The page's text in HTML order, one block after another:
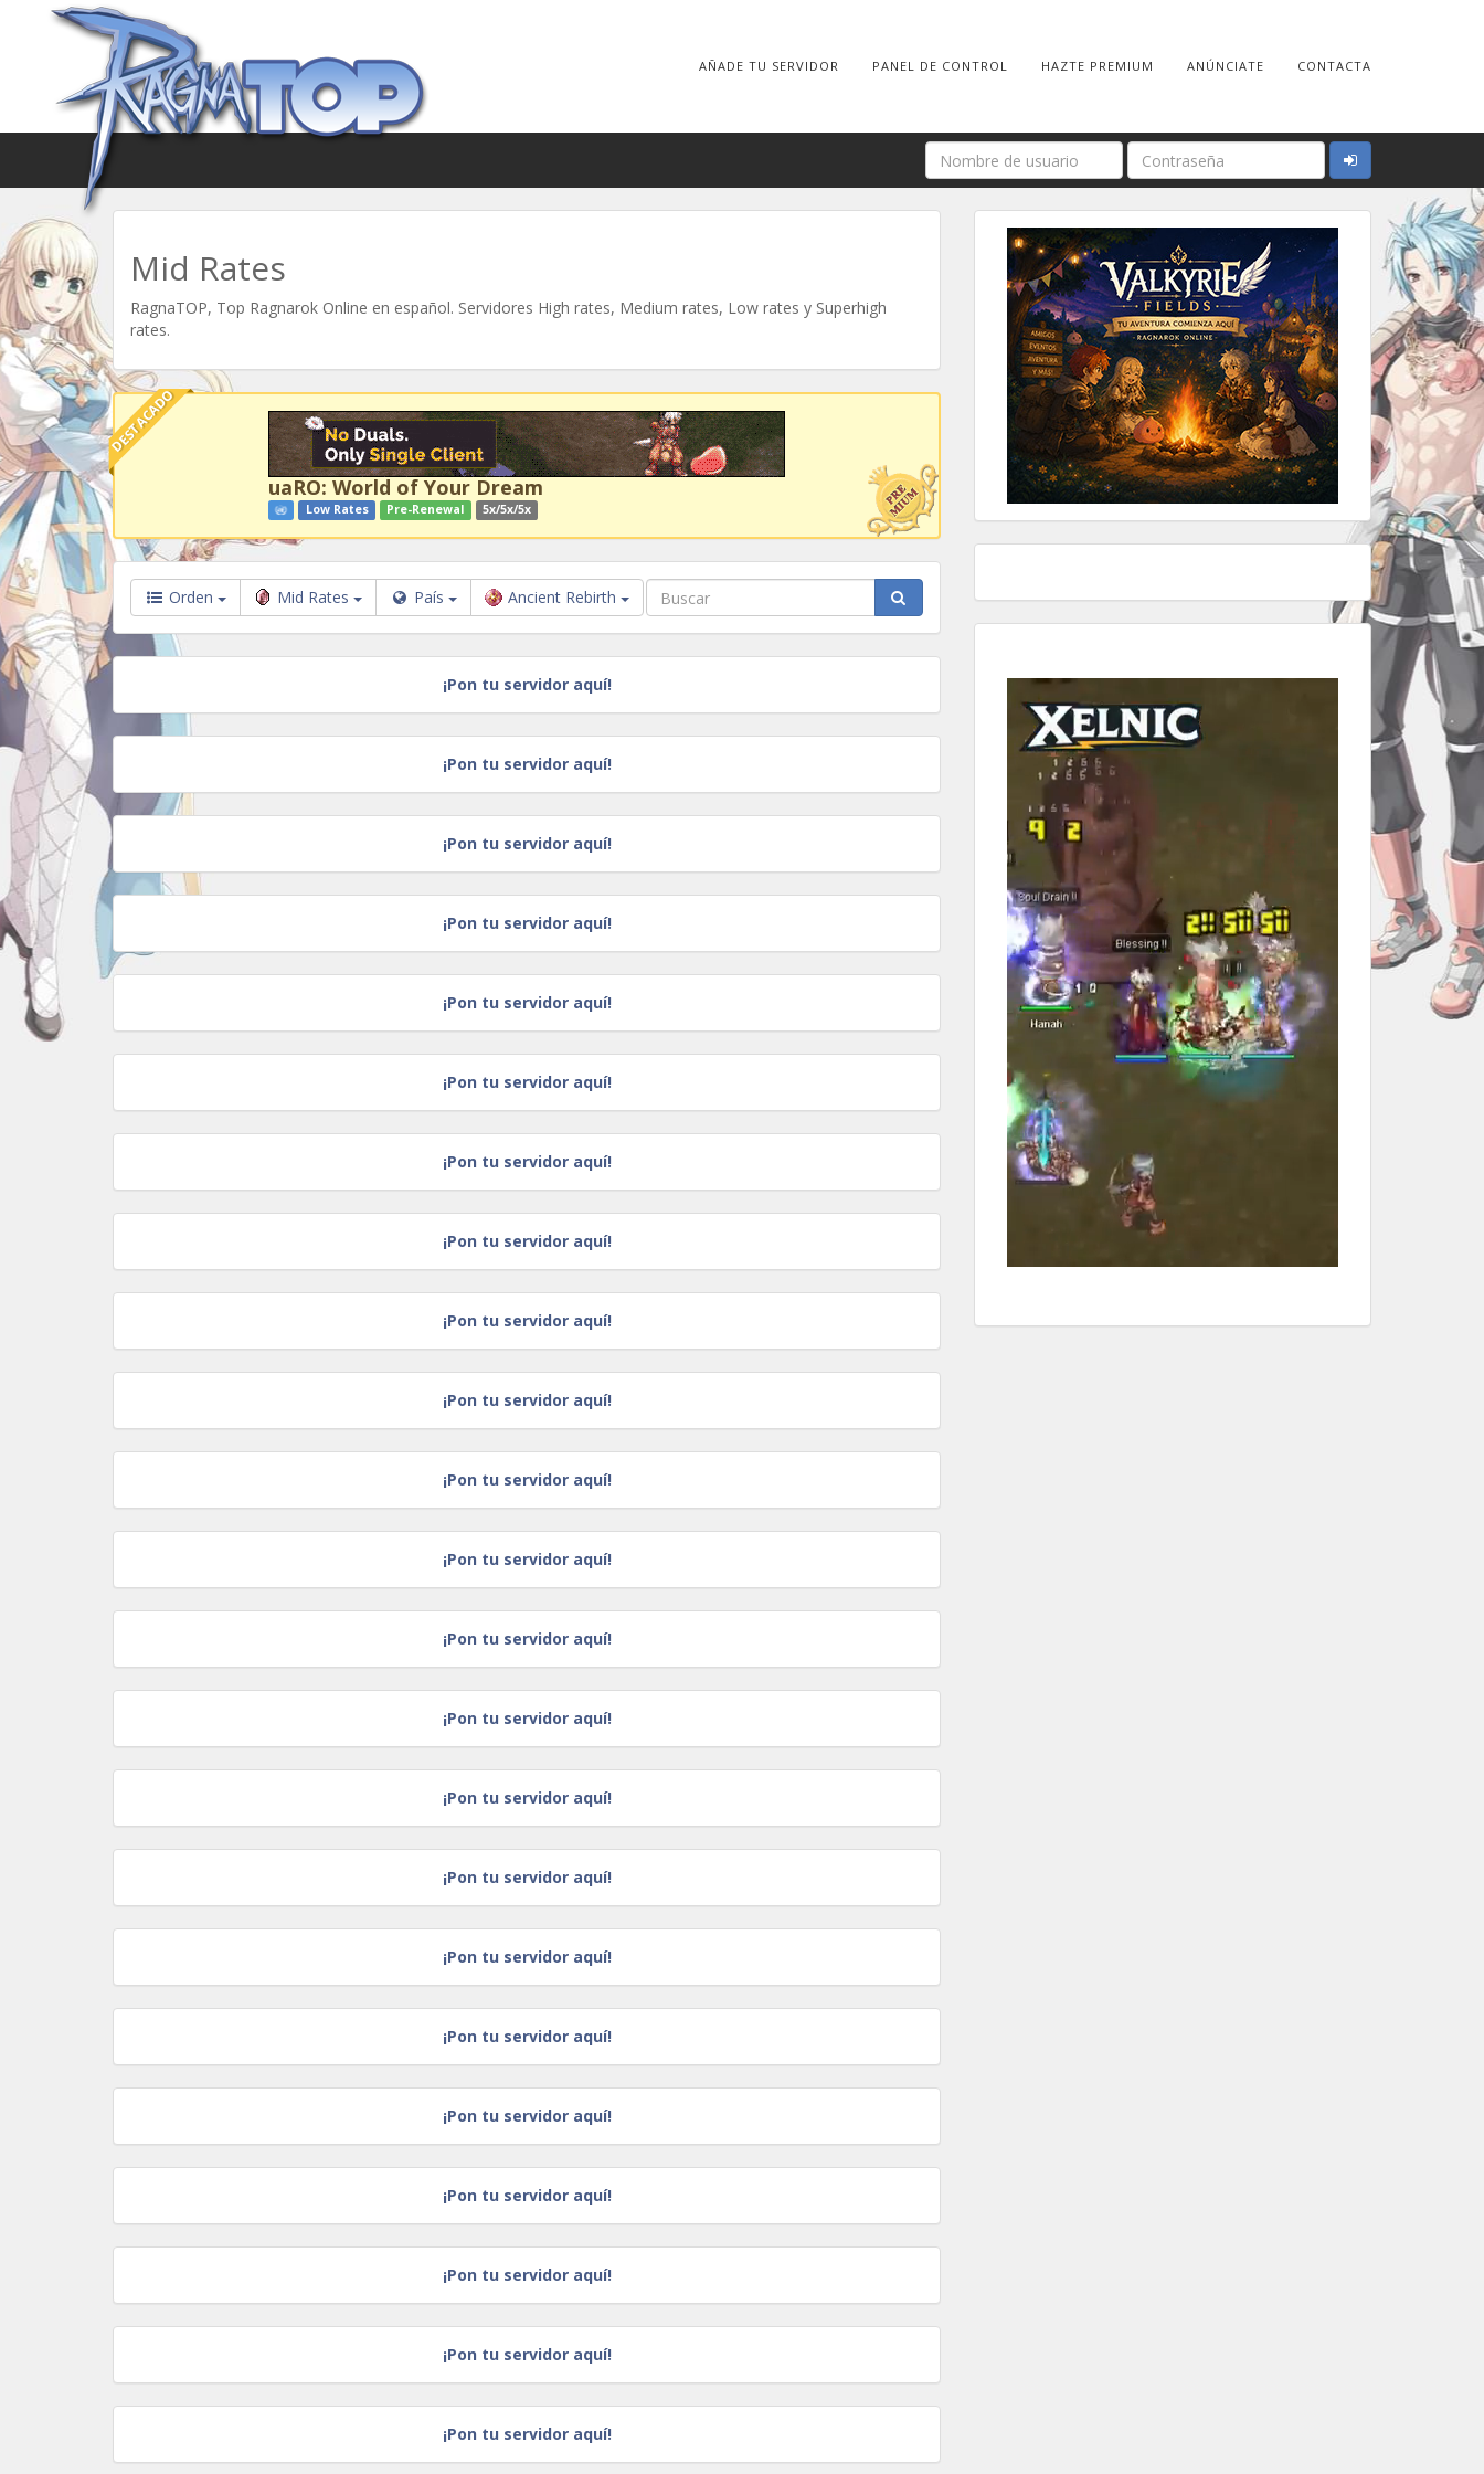
AÑADE TU SERVIDOR PANEL DE CONTROL HAZTE PREMIUM ANÚNCIATE CONTACTA
Mid Rates
RagnaTOP, Top Ragnarok Online en español. Servidores High rates, Medium rates, Low rates y Superhigh
rates.
DESTACADO
uaRO: World of Your Dream
Low Rates Pre-Renewal 5x/5x/5x
Orden Mid Rates País Ancient Rebirth
¡Pon tu servidor aquí!
¡Pon tu servidor aquí!
¡Pon tu servidor aquí!
¡Pon tu servidor aquí!
¡Pon tu servidor aquí!
¡Pon tu servidor aquí!
¡Pon tu servidor aquí!
¡Pon tu servidor aquí!
¡Pon tu servidor aquí!
¡Pon tu servidor aquí!
¡Pon tu servidor aquí!
¡Pon tu servidor aquí!
¡Pon tu servidor aquí!
¡Pon tu servidor aquí!
¡Pon tu servidor aquí!
¡Pon tu servidor aquí!
¡Pon tu servidor aquí!
¡Pon tu servidor aquí!
¡Pon tu servidor aquí!
¡Pon tu servidor aquí!
¡Pon tu servidor aquí!
¡Pon tu servidor aquí!
¡Pon tu servidor aquí!